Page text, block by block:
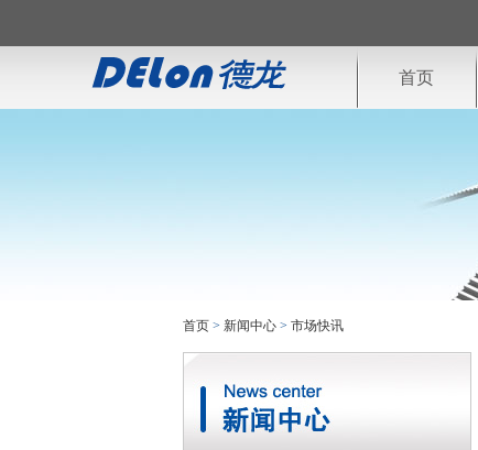
首页
首页 > 新闻中心 > 市场快讯